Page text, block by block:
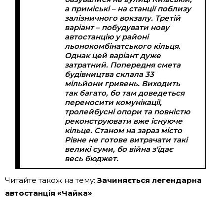
а приміські – на станції поблизу
залізничного вокзалу. Третій
варіант – побудувати нову
автостанцію у районі
льонокомбінатського кільця.
Однак цей варіант дуже
затратний. Попередня смета
будівництва склала 33
мільйони гривень. Виходить
так багато, бо там доведеться
переносити комунікації,
тролейбусні опори та повністю
реконструювати вже існуюче
кільце. Станом на зараз місто
Рівне не готове витрачати такі
великі суми, бо війна з'їдає
весь бюджет.
Читайте також на тему: Зачиняється легендарна
автостанція «Чайка»